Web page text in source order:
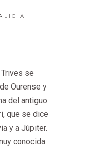
se
Ourense y
del antiguo
que se dice
y a Júpiter.
conocida